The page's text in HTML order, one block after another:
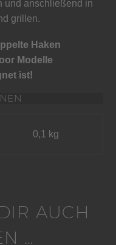
und anschließend in
grillen.
Haken
Modelle
ist!
0,1 kg
AUCH
…